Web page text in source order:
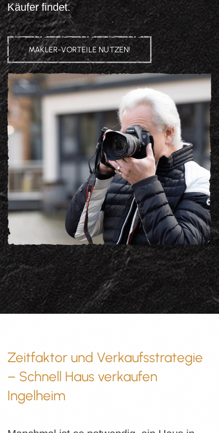
Käufer findet.
MAKLER-VORTEILE NUTZEN!
Zeitfaktor und Verkaufsstrategie
– Schnell Haus verkaufen
Ingelheim